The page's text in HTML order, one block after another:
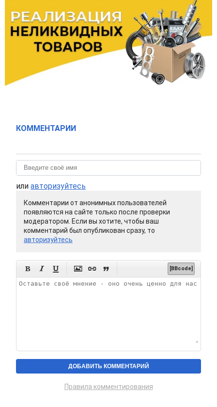
КОММЕНТАРИИ
или авторизуйтесь
Комментарии от анонимных пользователей
появляются на сайте только после проверки
модератором. Если вы хотите, чтобы ваш
комментарий был опубликован сразу, то
авторизуйтесь
      [BBcode]
Правила комментирования